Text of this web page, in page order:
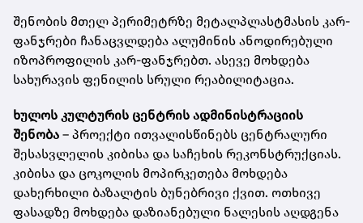
შენობის მთელ პერიმეტრზე მეტალპლასტმასის კარ-
ფანჯრები ჩანაცვლდება ალუმინის ანოდირებული
იზოპროფილის კარ-ფანჯრებთ. ასევე მოხდება
სახურავის ფენილის სრული რეაბილიტაცია.
ხულოს კულტურის ცენტრის ადმინისტრაციის
შენობა – პროექტი ითვალისწინებს ცენტრალური
შესასვლელის კიბისა და საჩეხის რეკონსტრუქციას.
კიბისა და ცოკოლის მოპირკეთება მოხდება
დახერხილი ბაზალტის ბუნებრივი ქვით. ოთხივე
ფასადზე მოხდება დაზიანებული ნალესის აღდგენა